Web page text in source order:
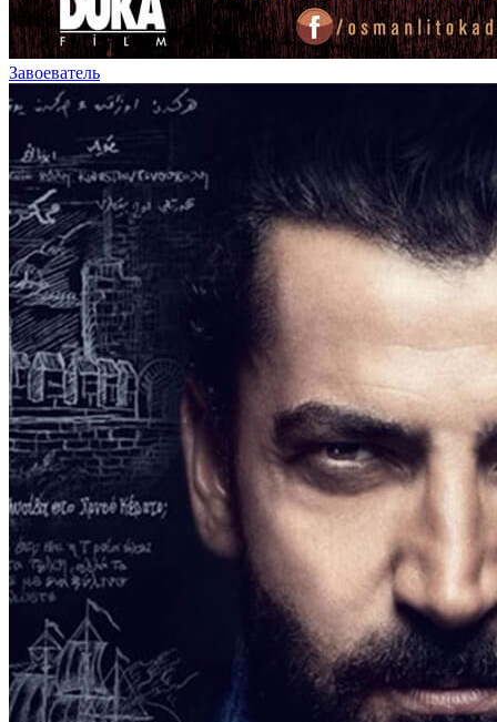
Завоеватель